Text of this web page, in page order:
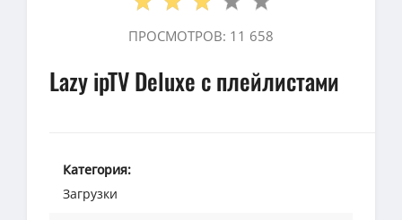
ПРОСМОТРОВ: 11 658
Lazy ipTV Deluxe с плейлистами
Категория:
Загрузки